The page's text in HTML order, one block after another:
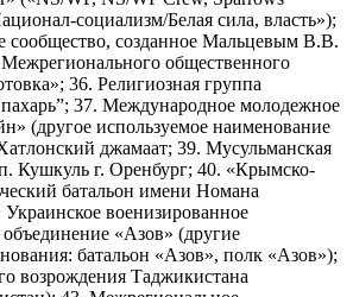
социализм/Белая сила, власть»);
сообщество, созданное Мальцевым В.В.
Межрегионального общественного
36. Религиозная группа
37. Международное молодежное
(другое используемое наименование
джамаат; 39. Мусульманская
Кушкуль г. Оренбург; 40. «Крымско-
батальон имени Номана
военизированное
«Азов» (другие
батальон «Азов», полк «Азов»);
возрождения Таджикистана